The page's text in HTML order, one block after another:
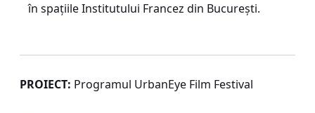
în spațiile Institutului Francez din București.
PROIECT: Programul UrbanEye Film Festival